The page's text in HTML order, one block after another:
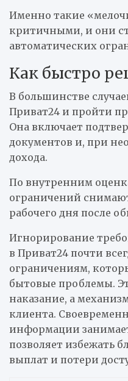
Именно такие
критичными, и они
автоматических
Как быстро
В большинстве
Приват24 и пройти
Она включает
документов и, при
дохода.
По внутренним
ограничений
рабочего дня после
Игнорирование
в Приват24 почти
ограничениям,
бытовые проблемы.
наказание, а
клиента.
информации
позволяет избежать
выплат и потери